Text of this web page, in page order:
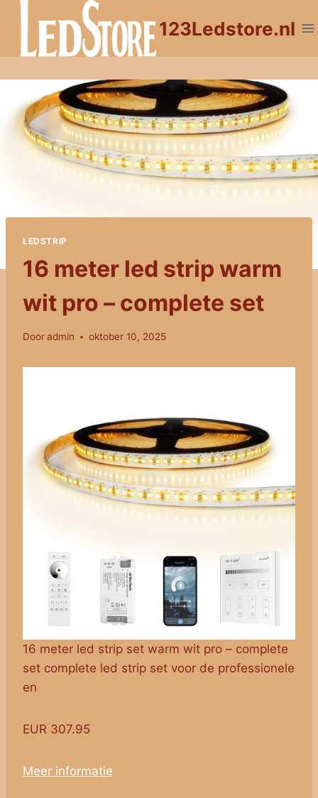
Doorgaan
inhoud
123Ledstore.nl
LEDSTRIP
16 meter led strip warm
wit pro – complete set
Dooradmin oktober 10, 2025
16 meter led strip set warm wit pro – complete
set complete led strip set voor de professionele
en
EUR 307.95
Meer informatie